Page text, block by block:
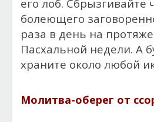
его лоб. Сбрызгивайте
болеющего
раза в день на
Пасхальной недели. А
храните около любой
Молитва-оберег от